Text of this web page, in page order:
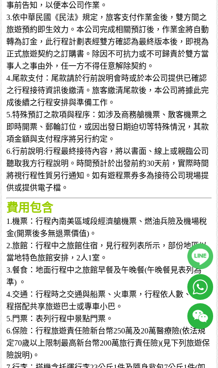
事前告知，以便本公司作業。
3.依中華民國《民法》規定，旅客支付作業金後，雙方間之
旅遊預約即生效力。本公司完成相關預訂後，作業金將自動
轉為訂金，此行程計劃表經雙方確認為最終版本後，即視為
正式旅遊契約之訂購書。除因不可抗力或不可歸責於雙方當
事人之事由外，任一方不得任意解除契約。
4.尾款支付：尾款請於行前說明會時或於本公司提供已確認
之行程接待資訊後繳清。旅客繳清尾款後，本公司將據此完
成後續之行程安排與準備工作。
5.特殊預訂之款項與程序：如涉及商務艙機票、散客機票之
即時開票、郵輪訂位，或因出發日期迫切等特殊情況，其款
項金額與支付程序將另行約定。
6.行前說明:行程最終接待內容，將以書面、線上或親臨公司
聽取我方行程說明。時間預計於出發前約30天前，實際時間
將視行程性質另行通知。如有遊程票券多為接待公司現場提
供或提供電子檔。
費用包含
1.機票：行程內南美區域段經濟艙機票、燃油兵險及機場稅
金(開票後多無退票價值)。
2.旅館：行程中之旅館住宿，見行程列表所示，部份地區以
當地特色旅館安排，2人1室。
3.餐食：地面行程中之旅館早餐及午晚餐(午晚餐見表列為
準) 。
4.交通：行程時之交通與船票、火車票，行程依人數、長短
程搭配共享旅遊巴士或專車小巴。
5.門票：表列行程中景點門票。
6.保險：行程旅遊責任險新台幣250萬及20萬醫療險(依法規
定70歲以上限制最高新台幣200萬旅行責任險)(見下列旅遊保
險說明)。